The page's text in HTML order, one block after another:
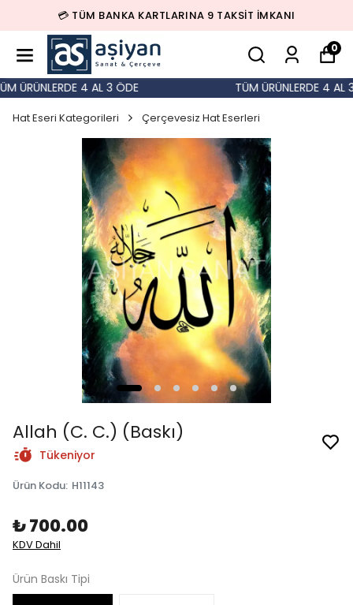
💳 TÜM BANKA KARTLARINA 9 TAKSİT İMKANI
0
ÜRÜNLERDE 4 AL 3 ÖDE TÜM ÜRÜNLERDE 4 AL 3
Hat Eseri Kategorileri Çerçevesiz Hat Eserleri
Allah (C. C.) (Baskı)
Tükeniyor
Ürün Kodu: H11143
₺ 700.00
KDV Dahil
Ürün Baskı Tipi